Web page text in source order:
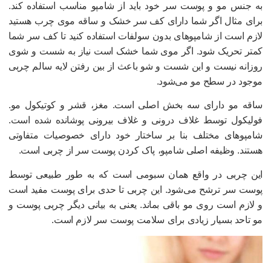
جنس مو و پوست سر خود باید از شامپو مناسب استفاده کند.
مثال اگر شما دارای کف سر خشک و ساقه موی چرب هستید
است از شامپوهای بدون سولفات استفاده کنید تا کف سر شما
تحریک شود. اگر موی شما خشک است نیاز به شست و شوی
نیست و این شست و شو باعث از بین رفتن لایه سالم چربی
در سطح مو می‌شود.
مو دارای سه بخش اصلی است. مغز، قشر و کوتیکول مو.
توسط غلاف درونی و غلاف بیرونی پوشانده شده است.
مختلف بنا بر ساختار خود دارای خصوصیات متفاوتی
وظیفه اصلی شامپو، پاک کردن پوست سر از چربی است.
چربی در واقع همان سبومی است که به طور طبیعی توسط
سر ترشح می‌شود. این چربی تا حدی برای پوست مفید است
لازم است روی مو باقی بماند. یعنی به بیانی دیگر چربی پوست و
تاحد بسیار زیادی برای سلامت پوست سر لازم است.